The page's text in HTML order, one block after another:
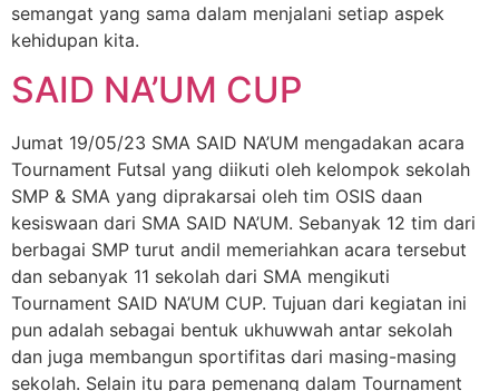
semangat yang sama dalam menjalani setiap aspek
kehidupan kita.
SAID NA’UM CUP
Jumat 19/05/23 SMA SAID NA’UM mengadakan acara
Tournament Futsal yang diikuti oleh kelompok sekolah
SMP & SMA yang diprakarsai oleh tim OSIS daan
kesiswaan dari SMA SAID NA’UM. Sebanyak 12 tim dari
berbagai SMP turut andil memeriahkan acara tersebut
dan sebanyak 11 sekolah dari SMA mengikuti
Tournament SAID NA’UM CUP. Tujuan dari kegiatan ini
pun adalah sebagai bentuk ukhuwwah antar sekolah
dan juga membangun sportifitas dari masing-masing
sekolah. Selain itu para pemenang dalam Tournament